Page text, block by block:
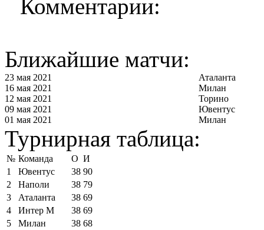
Комментарии:
Ближайшие матчи:
23 мая 2021
Аталанта
16 мая 2021
Милан
12 мая 2021
Торино
09 мая 2021
Ювентус
01 мая 2021
Милан
Турнирная таблица:
№ Команда О И
1
Ювентус 38 90
2
Наполи 38 79
3
Аталанта 38 69
4
Интер М 38 69
5
Милан 38 68